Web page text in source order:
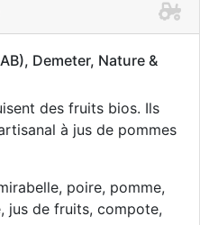
Demeter, Nature &
des fruits bios. Ils
à jus de pommes
poire, pomme,
jus de fruits, compote,